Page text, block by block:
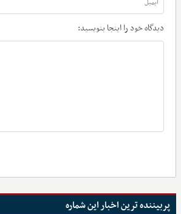
دیدگاه خود را اینجا بنویسید:
پربیننده ترین اخبار این شماره